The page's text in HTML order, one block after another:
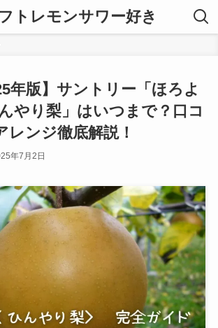
トレモンサワー好き
年版】サントリー「ほろよ
やり梨」はいつまで？口コ
レンジ徹底解説！
年7月2日